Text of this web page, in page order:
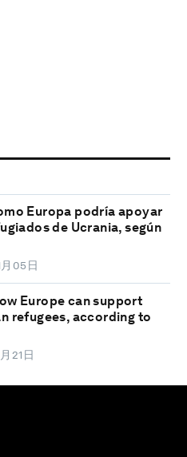
Europa podría apoyar
de Ucrania, según
05日
Europe can support
refugees, according to
21日